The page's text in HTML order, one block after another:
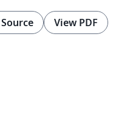
View PDF